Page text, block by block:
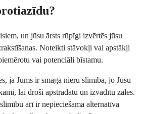
un jūsu ārsts rūpīgi izvērtēs jūsu
Noteikti stāvokļi vai apstākļi
vai potenciāli bīstamu.
ja Jums ir smaga nieru slimība, jo Jūsu
lai droši apstrādātu un izvadītu zāles.
arī ir nepieciešama alternatīva